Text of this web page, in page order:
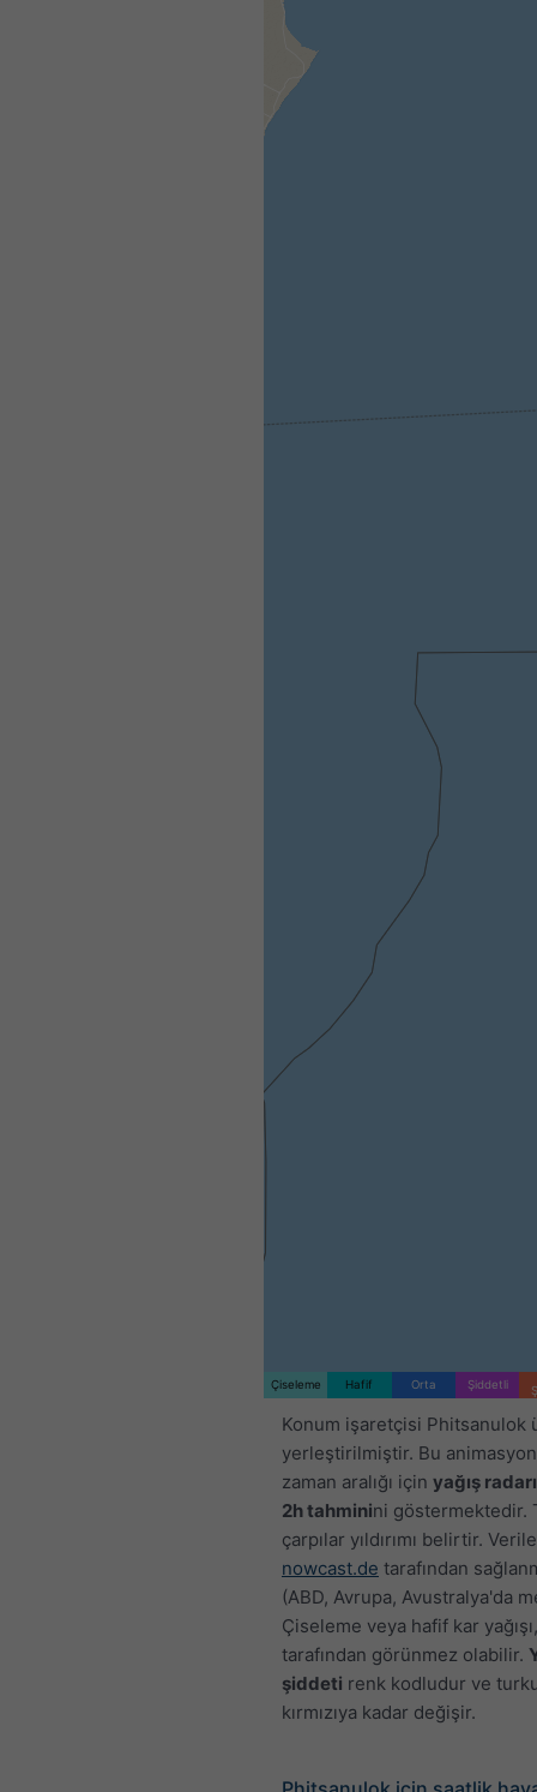
Çiseleme Hafif Orta Şiddetli
Konum işaretçisi Phitsanulok
yerleştirilmiştir. Bu
zaman aralığı için yağış radarı
2h tahminini göstermektedir.
çarpılar yıldırımı belirtir.
nowcast.de tarafından
(ABD, Avrupa, Avustralya'da
Çiseleme veya hafif kar
tarafından görünmez olabilir.
şiddeti renk kodludur ve
kırmızıya kadar değişir.